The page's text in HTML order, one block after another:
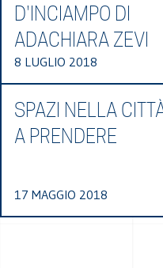
D'INCIAMPO DI
ADACHIARA ZEVI
8 LUGLIO 2018
SPAZI NELLA
A PRENDERE
17 MAGGIO 2018